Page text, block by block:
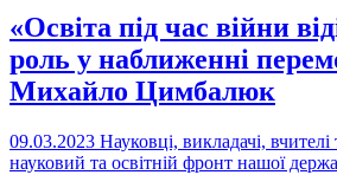
«Освіта під час війни
роль у наближенні
Михайло Цимбалюк
09.03.2023 Науковці, викладачі,
науковий та освітній фронт нашої